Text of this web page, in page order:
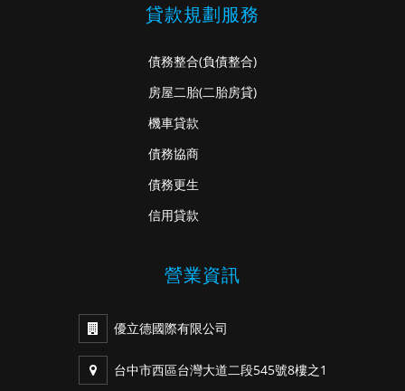
貸款規劃服務
債務整合(負債整合)
房屋二胎(二胎房貸)
機車貸款
債務協商
債務更生
信用貸款
營業資訊
優立德國際有限公司
台中市西區台灣大道二段545號8樓之1